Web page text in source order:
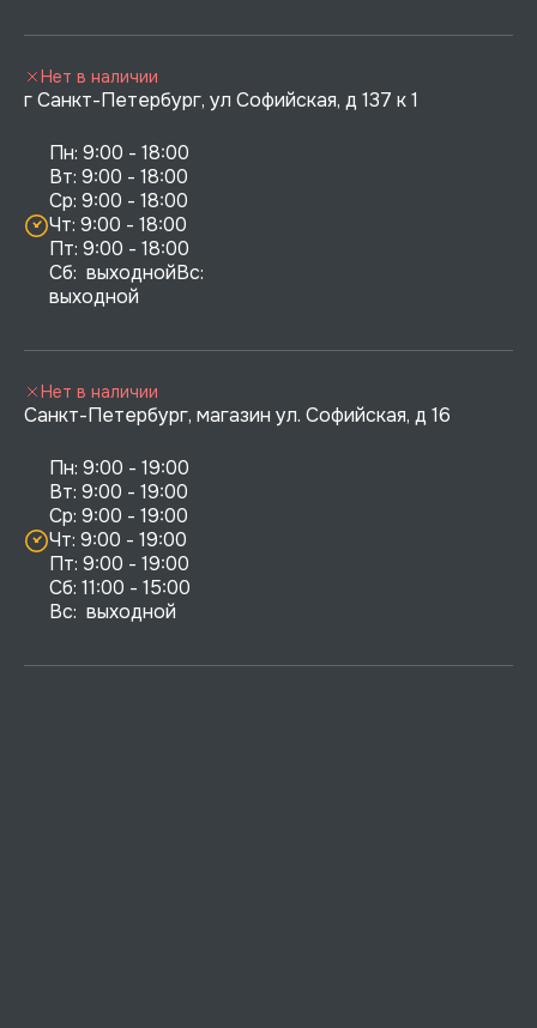
г Санкт-Петербург, ул Софийская, д 137 к 1
Пн: 9:00 - 18:00
Вт: 9:00 - 18:00
Ср: 9:00 - 18:00
Чт: 9:00 - 18:00
Пт: 9:00 - 18:00
Сб:  выходнойВс:
выходной
Нет в наличии
Санкт-Петербург, магазин ул. Софийская, д 16
Пн: 9:00 - 19:00
Вт: 9:00 - 19:00
Ср: 9:00 - 19:00
Чт: 9:00 - 19:00
Пт: 9:00 - 19:00
Сб: 11:00 - 15:00
Вс:  выходной
Нет в наличии